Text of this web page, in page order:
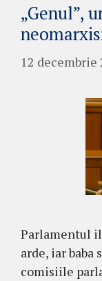
„Genul”,
12 decembrie
Parlamentul
arde, iar baba
comisiile